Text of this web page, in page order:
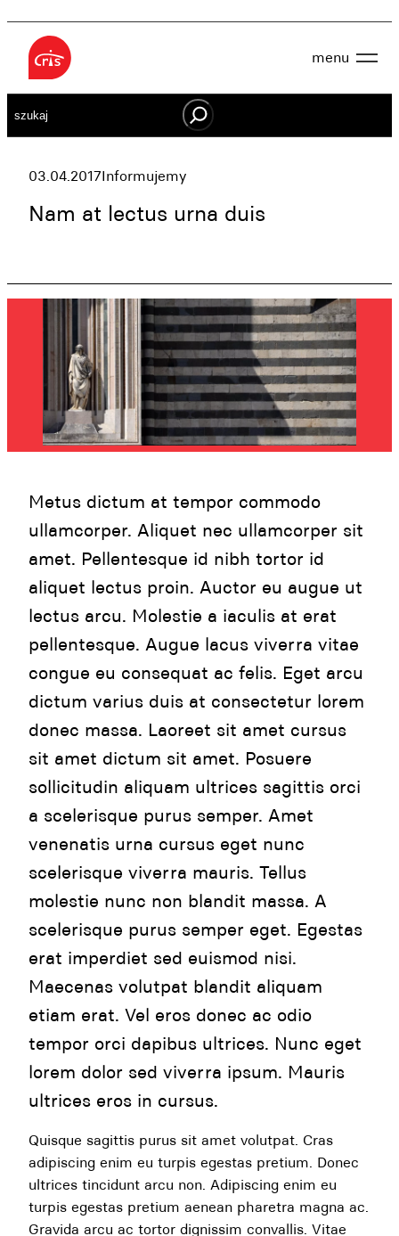
Przejdź
treści
menu
Aktualności
Wspieraj nas
OWES
Oferta
Szukaj
03.04.2017Informujemy
Nam at lectus urna duis
Metus dictum at tempor commodo
ullamcorper. Aliquet nec ullamcorper sit
amet. Pellentesque id nibh tortor id
aliquet lectus proin. Auctor eu augue ut
lectus arcu. Molestie a iaculis at erat
pellentesque. Augue lacus viverra vitae
congue eu consequat ac felis. Eget arcu
dictum varius duis at consectetur lorem
donec massa. Laoreet sit amet cursus
sit amet dictum sit amet. Posuere
sollicitudin aliquam ultrices sagittis orci
a scelerisque purus semper. Amet
venenatis urna cursus eget nunc
scelerisque viverra mauris. Tellus
molestie nunc non blandit massa. A
scelerisque purus semper eget. Egestas
erat imperdiet sed euismod nisi.
Maecenas volutpat blandit aliquam
etiam erat. Vel eros donec ac odio
tempor orci dapibus ultrices. Nunc eget
lorem dolor sed viverra ipsum. Mauris
ultrices eros in cursus.
Quisque sagittis purus sit amet volutpat. Cras
adipiscing enim eu turpis egestas pretium. Donec
ultrices tincidunt arcu non. Adipiscing enim eu
turpis egestas pretium aenean pharetra magna ac.
Gravida arcu ac tortor dignissim convallis. Vitae